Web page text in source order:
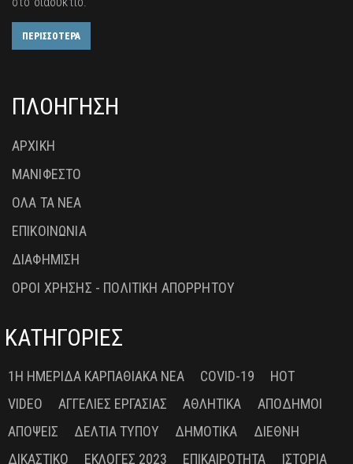
ΠΕΡΙΣΣΟΤΕΡΑ
ΠΛΟΗΓΗΣΗ
ΑΡΧΙΚΗ
ΜΑΝΙΦΕΣΤΟ
ΟΛΑ ΤΑ ΝΕΑ
ΕΠΙΚΟΙΝΩΝΙΑ
ΔΙΑΦΗΜΙΣΗ
ΟΡΟΙ ΧΡΗΣΗΣ - ΠΟΛΙΤΙΚΗ ΑΠΟΡΡΗΤΟΥ
ΚΑΤΗΓΟΡΙΕΣ
1Η ΗΜΕΡΊΔΑ ΚΑΡΠΑΘΙΑΚΆ ΝΈΑ COVID-19
HOT
VIDEO
ΑΓΓΕΛΊΕΣ ΕΡΓΑΣΊΑΣ ΑΘΛΗΤΙΚΆ
ΑΠΌΔΗΜΟΙ
ΑΠΌΨΕΙΣ
ΔΕΛΤΊΑ ΤΎΠΟΥ ΔΗΜΟΤΙΚΆ
ΔΙΕΘΝΉ
ΔΙΚΑΣΤΙΚΌ
ΕΚΛΟΓΈΣ 2023 ΕΠΙΚΑΙΡΌΤΗΤΑ ΙΣΤΟΡΊΑ